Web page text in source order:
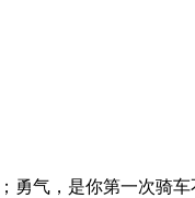
勇气，是你第一次骑